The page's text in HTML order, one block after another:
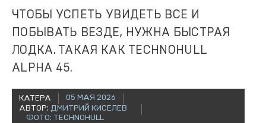
ЧТОБЫ УСПЕТЬ УВИДЕТЬ ВСЕ И
ПОБЫВАТЬ ВЕЗДЕ, НУЖНА БЫСТРАЯ
ЛОДКА. ТАКАЯ КАК TECHNOHULL
ALPHA 45.
КАТЕРА
05 МАЯ 2026
АВТОР: ДМИТРИЙ КИСЕЛЕВ
ФОТО: TECHNOHULL